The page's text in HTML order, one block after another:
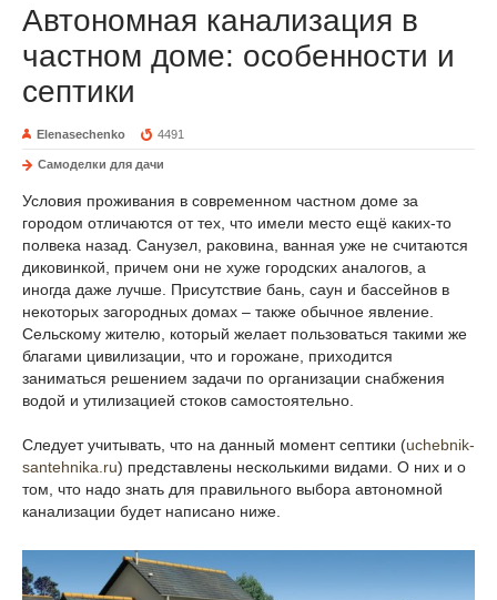
Автономная канализация в
частном доме: особенности и
септики
Elenasechenko 4491
Самоделки для дачи
Условия проживания в современном частном доме за
городом отличаются от тех, что имели место ещё каких-то
полвека назад. Санузел, раковина, ванная уже не считаются
диковинкой, причем они не хуже городских аналогов, а
иногда даже лучше. Присутствие бань, саун и бассейнов в
некоторых загородных домах – также обычное явление.
Сельскому жителю, который желает пользоваться такими же
благами цивилизации, что и горожане, приходится
заниматься решением задачи по организации снабжения
водой и утилизацией стоков самостоятельно.
Следует учитывать, что на данный момент септики (uchebnik-
santehnika.ru) представлены несколькими видами. О них и о
том, что надо знать для правильного выбора автономной
канализации будет написано ниже.